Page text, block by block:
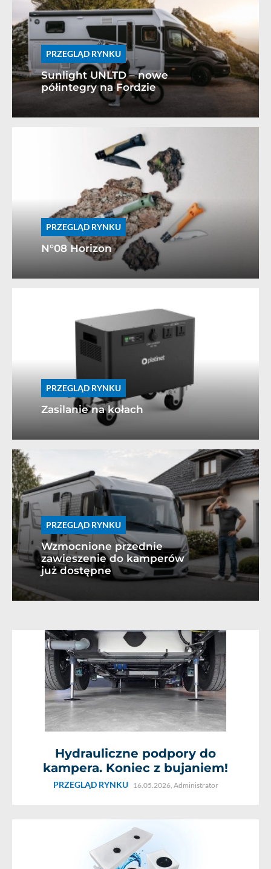
PRZEGLĄD RYNKU
Sunlight UNLTD – nowe
półintegry na Fordzie
PRZEGLĄD RYNKU
N°08 Horizon
PRZEGLĄD RYNKU
Zasilanie na kołach
PRZEGLĄD RYNKU
Wzmocnione przednie
zawieszenie do kamperów
już dostępne
Hydrauliczne podpory do
kampera. Koniec z bujaniem!
PRZEGLĄD RYNKU 16.05.2026, Administrator